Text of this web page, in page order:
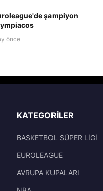
şampiyon
önce
KATEGORILER
BASKETBOL SÜPER LİGİ
EUROLEAGUE
AVRUPA KUPALARI